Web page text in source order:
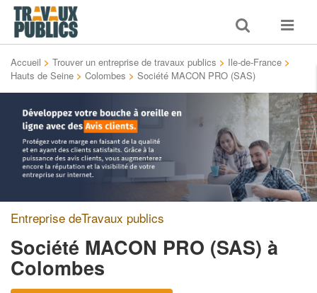
Toggle
search
Toggle
Accueil > Trouver un entreprise de travaux publics > Ile-de-France >
Hauts de Seine > Colombes > Société MACON PRO (SAS)
Entreprise deTravaux publics
Société MACON PRO (SAS) à
Colombes